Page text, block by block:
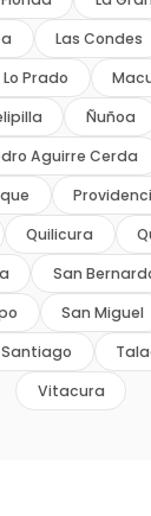
Las Condes
Lo Prado
Ñuñoa
Aguirre Cerda
Quilicura
San
San Miguel
Santiago
Vitacura